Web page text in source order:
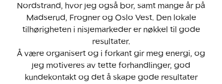
Nordstrand, hvor jeg også bor, samt mange år på
Madserud, Frogner og Oslo Vest. Den lokale
tilhørigheten i nisjemarkeder er nøkkel til gode
resultater.
Å være organisert og i forkant gir meg energi, og
jeg motiveres av tette forhandlinger, god
kundekontakt og det å skape gode resultater